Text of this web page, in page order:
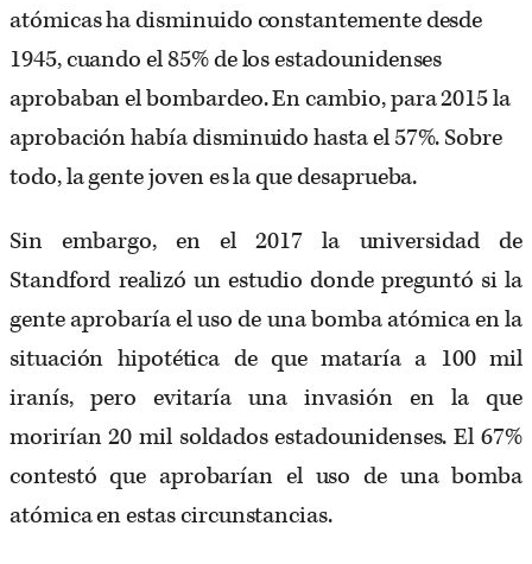
atómicas ha disminuido constantemente desde
1945, cuando el 85% de los estadounidenses
aprobaban el bombardeo. En cambio, para 2015 la
aprobación había disminuido hasta el 57%. Sobre
todo, la gente joven es la que desaprueba.
Sin embargo, en el 2017 la universidad de
Standford realizó un estudio donde preguntó si la
gente aprobaría el uso de una bomba atómica en la
situación hipotética de que mataría a 100 mil
iranís, pero evitaría una invasión en la que
morirían 20 mil soldados estadounidenses. El 67%
contestó que aprobarían el uso de una bomba
atómica en estas circunstancias.